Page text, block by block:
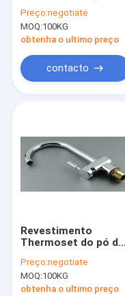
mobília de madeira
Preço:negotiate
MOQ:100KG
obtenha o ultimo preço
contacto
Revestimento
Thermoset do pó da
branca, pintura da
cola Epoxy do
poliéster
Preço:negotiate
MOQ:100KG
obtenha o ultimo preço